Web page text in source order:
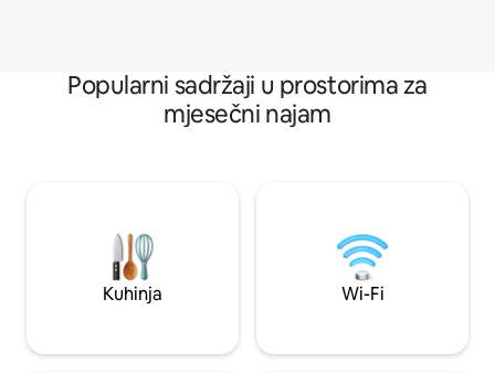
Popularni sadržaji u prostorima za
mjesečni najam
Kuhinja Wi-Fi